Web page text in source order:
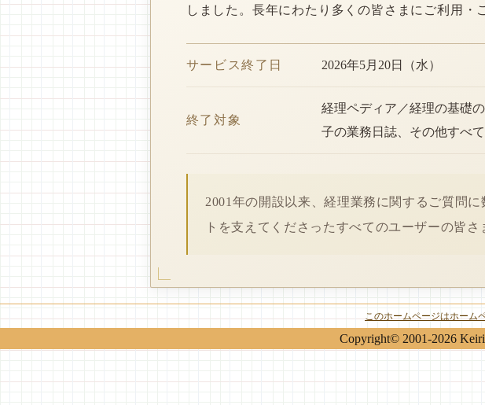
しました。長年にわたり多くの皆さまにご利用・
サービス終了日 2026年5月20日（水）
終了対象
経理ペディア／経理の基礎
子の業務日誌、その他すべ
2001年の開設以来、経理業務に関するご質問
トを支えてくださったすべてのユーザーの皆
このホームページはホーム
Copyright© 2001-2026